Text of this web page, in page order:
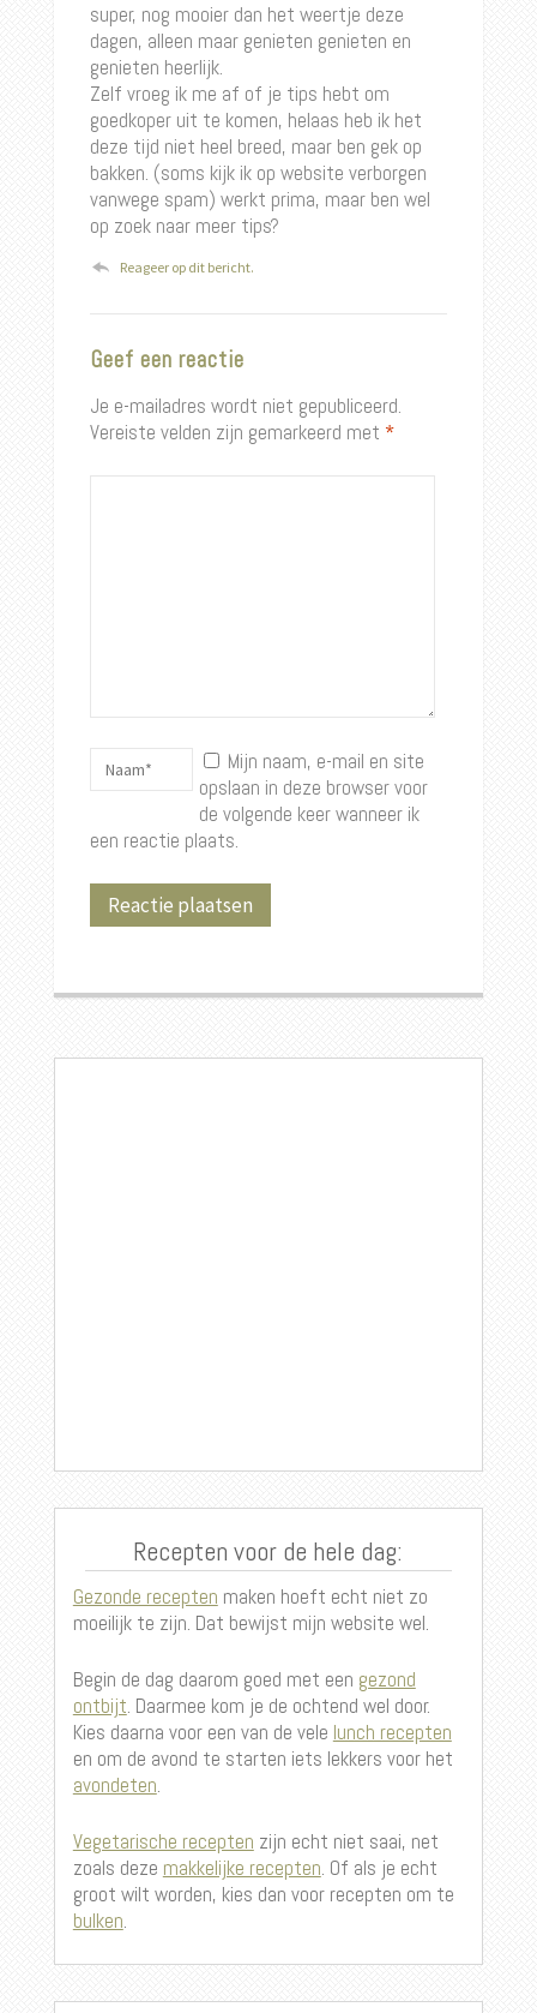
super, nog mooier dan het weertje deze
dagen, alleen maar genieten genieten en
genieten heerlijk.
Zelf vroeg ik me af of je tips hebt om
goedkoper uit te komen, helaas heb ik het
deze tijd niet heel breed, maar ben gek op
bakken. (soms kijk ik op website verborgen
vanwege spam) werkt prima, maar ben wel
op zoek naar meer tips?
Reageer op dit bericht.
Geef een reactie
Je e-mailadres wordt niet gepubliceerd.
Vereiste velden zijn gemarkeerd met *
Mijn naam, e-mail en site
opslaan in deze browser voor
de volgende keer wanneer ik
een reactie plaats.
Recepten voor de hele dag:
Gezonde recepten maken hoeft echt niet zo
moeilijk te zijn. Dat bewijst mijn website wel.
Begin de dag daarom goed met een gezond
ontbijt. Daarmee kom je de ochtend wel door.
Kies daarna voor een van de vele lunch recepten
en om de avond te starten iets lekkers voor het
avondeten.
Vegetarische recepten zijn echt niet saai, net
zoals deze makkelijke recepten. Of als je echt
groot wilt worden, kies dan voor recepten om te
bulken.